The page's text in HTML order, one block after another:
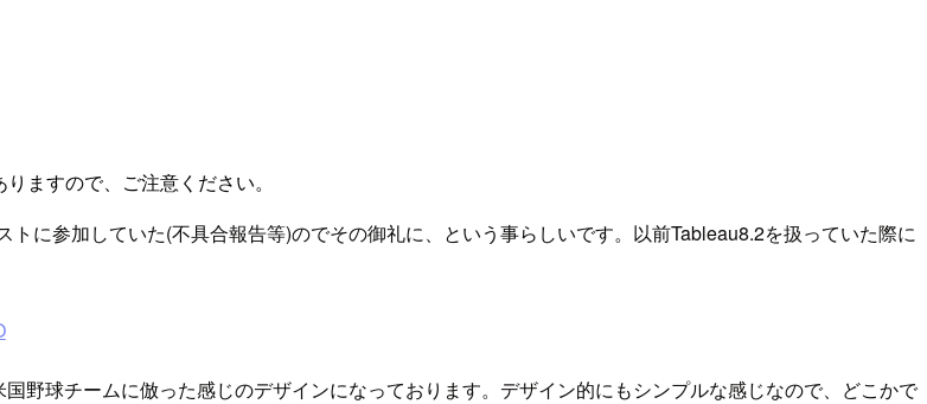
ますので、ご注意ください。
に参加していた(不具合報告等)のでその御礼に、という事らしいです。以前Tableau8.2を扱っていた際に
野球チームに倣った感じのデザインになっております。デザイン的にもシンプルな感じなので、どこかで